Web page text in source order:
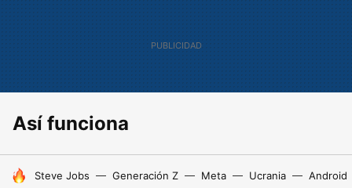
Así funciona
HOY SE HABLA DE
Steve Jobs Generación Z Meta Ucrania Android